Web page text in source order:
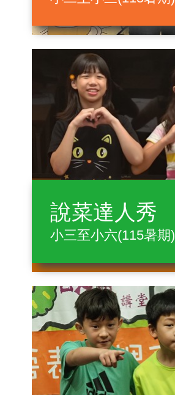
說菜達人秀
小三至小六(115暑期)